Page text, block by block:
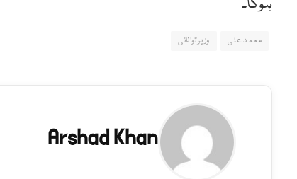
محمد علی وزیر توانائی
Arshad Khan